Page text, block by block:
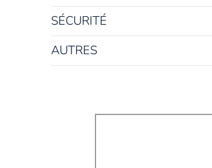
SÉCURITÉ
AUTRES